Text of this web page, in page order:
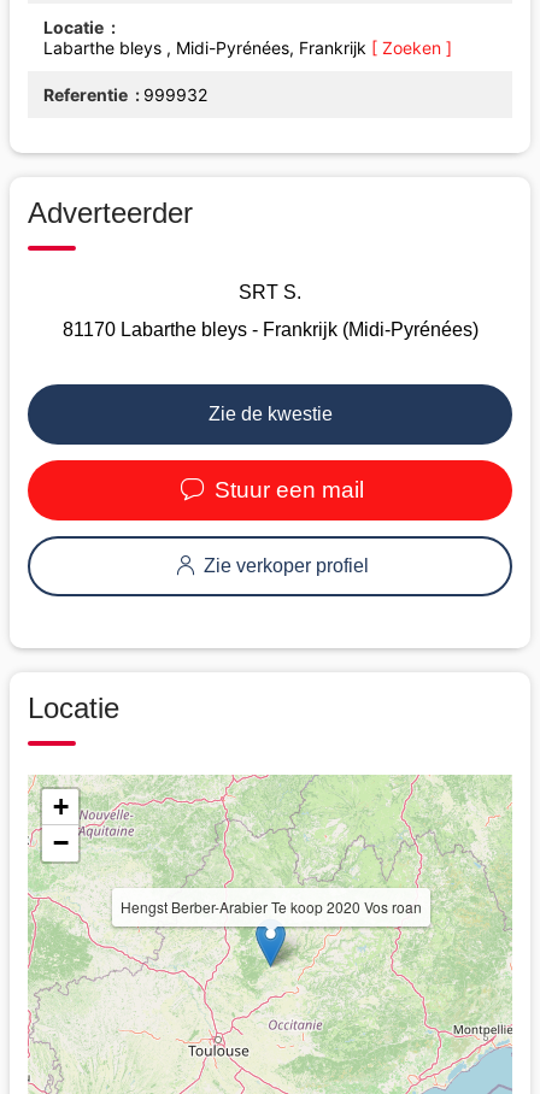
Locatie
Labarthe bleys , Midi-Pyrénées, Frankrijk [ Zoeken ]
Referentie 999932
Adverteerder
SRT S.
81170 Labarthe bleys - Frankrijk (Midi-Pyrénées)
Zie de kwestie
Stuur een mail
Zie verkoper profiel
Locatie
Hengst Berber-Arabier Te koop 2020 Vos roan
+
−